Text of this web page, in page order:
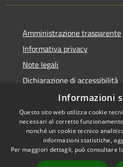
Amministrazione trasparente
Informativa privacy
Note legali
Dichiarazione di accessibilità
Accessibilità
Privacy
Informazioni
Questo sito web utilizza cookie
necessari al corretto
nonché un cookie tecnico
informazioni statistiche,
Per maggiori dettagli, può consultare